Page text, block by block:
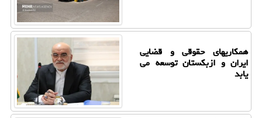
همکاریهای حقوقی و قضایی
ایران و ازبکستان توسعه می
یابد